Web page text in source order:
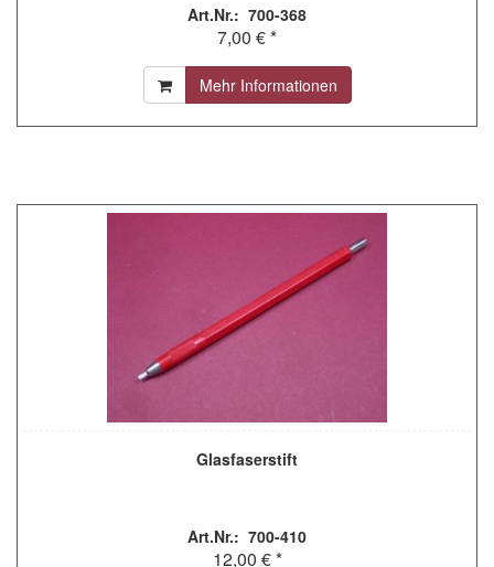
Art.Nr.: 700-368
7,00 € *
Mehr Informationen
Glasfaserstift
Art.Nr.: 700-410
12,00 € *